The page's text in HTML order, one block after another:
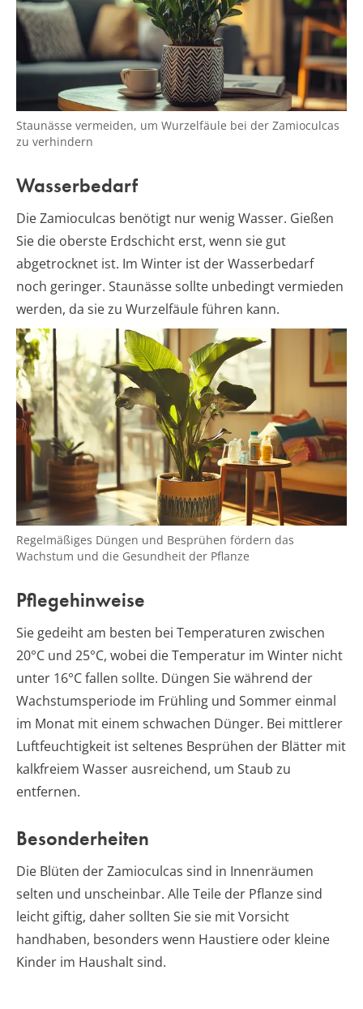
Staunässe vermeiden, um Wurzelfäule bei der Zamioculcas
zu verhindern
Wasserbedarf
Die Zamioculcas benötigt nur wenig Wasser. Gießen
Sie die oberste Erdschicht erst, wenn sie gut
abgetrocknet ist. Im Winter ist der Wasserbedarf
noch geringer. Staunässe sollte unbedingt vermieden
werden, da sie zu Wurzelfäule führen kann.
Regelmäßiges Düngen und Besprühen fördern das
Wachstum und die Gesundheit der Pflanze
Pflegehinweise
Sie gedeiht am besten bei Temperaturen zwischen
20°C und 25°C, wobei die Temperatur im Winter nicht
unter 16°C fallen sollte. Düngen Sie während der
Wachstumsperiode im Frühling und Sommer einmal
im Monat mit einem schwachen Dünger. Bei mittlerer
Luftfeuchtigkeit ist seltenes Besprühen der Blätter mit
kalkfreiem Wasser ausreichend, um Staub zu
entfernen.
Besonderheiten
Die Blüten der Zamioculcas sind in Innenräumen
selten und unscheinbar. Alle Teile der Pflanze sind
leicht giftig, daher sollten Sie sie mit Vorsicht
handhaben, besonders wenn Haustiere oder kleine
Kinder im Haushalt sind.